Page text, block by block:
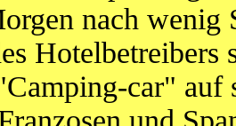
nach
Hotelbetreibers
car" auf